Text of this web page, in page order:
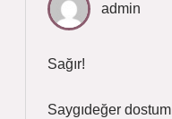
admin
Sağır!
Saygıdeğer